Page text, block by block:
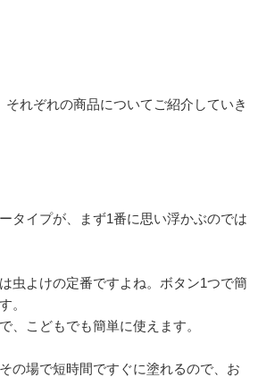
れぞれの商品についてご紹介していき
タイプが、まず1番に思い浮かぶのでは
虫よけの定番ですよね。ボタン1つで簡
。
、こどもでも簡単に使えます。
の場で短時間ですぐに塗れるので、お